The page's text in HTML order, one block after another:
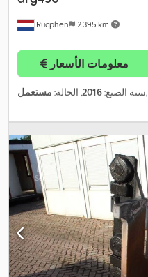
Rucphen 2.395 km
معلومات الأسعار
سنة الصنع:2016, الحالة: مستعمل ,